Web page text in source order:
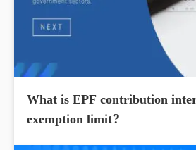
What is EPF contribution
exemption limit?